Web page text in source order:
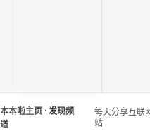
本本啦主页 · 发现频
道
每天分享互联
站